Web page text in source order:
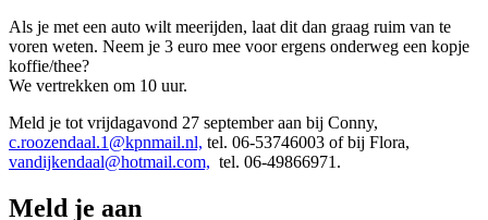
Als je met een auto wilt meerijden, laat dit dan graag ruim van te
voren weten. Neem je 3 euro mee voor ergens onderweg een kopje
koffie/thee?
We vertrekken om 10 uur.
Meld je tot vrijdagavond 27 september aan bij Conny,
c.roozendaal.1@kpnmail.nl, tel. 06-53746003 of bij Flora,
vandijkendaal@hotmail.com, tel. 06-49866971.
Meld je aan